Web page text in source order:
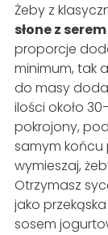
Żeby z
słone z
proporcje
minimum, tak
do masy
ilości około
pokrojony,
samym końcu
wymieszaj,
Otrzymasz
jako
sosem